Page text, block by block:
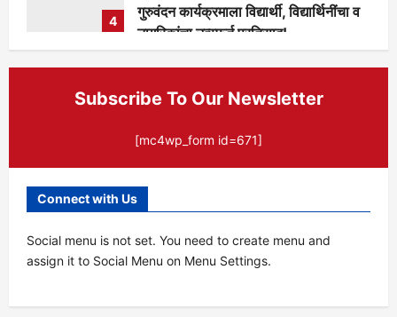
4
गुरुवंदन कार्यक्रमाला विद्यार्थी, विद्यार्थिनींचा व
नागरिकांचा उत्स्फूर्त प्रतिसाद!
Subscribe To Our Newsletter
[mc4wp_form id=671]
Connect with Us
Social menu is not set. You need to create menu and
assign it to Social Menu on Menu Settings.